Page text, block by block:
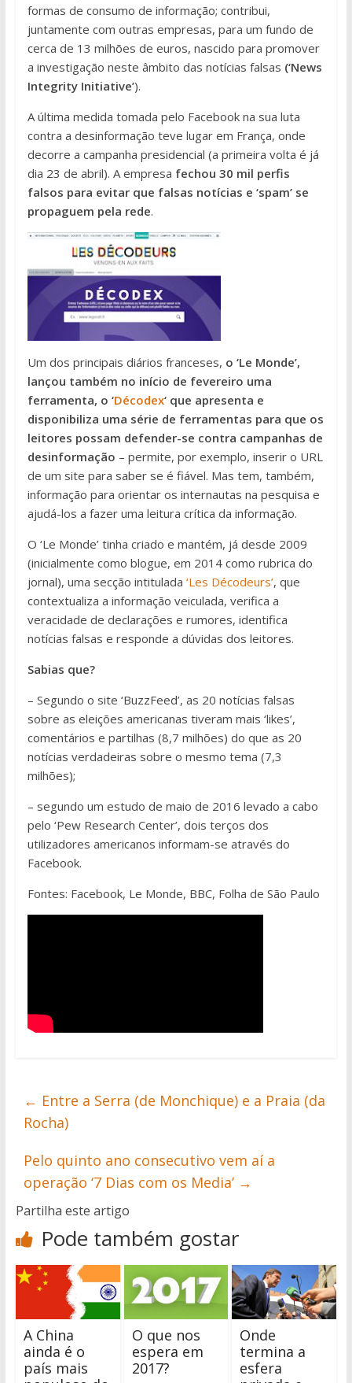
formas de consumo de informação; contribui,
juntamente com outras empresas, para um fundo de
cerca de 13 milhões de euros, nascido para promover
a investigação neste âmbito das notícias falsas (‘News
Integrity Initiative’).
A última medida tomada pelo Facebook na sua luta
contra a desinformação teve lugar em França, onde
decorre a campanha presidencial (a primeira volta é já
dia 23 de abril). A empresa fechou 30 mil perfis
falsos para evitar que falsas notícias e ‘spam’ se
propaguem pela rede.
Um dos principais diários franceses, o ‘Le Monde’,
lançou também no início de fevereiro uma
ferramenta, o ‘Décodex‘ que apresenta e
disponibiliza uma série de ferramentas para que os
leitores possam defender-se contra campanhas de
desinformação – permite, por exemplo, inserir o URL
de um site para saber se é fiável. Mas tem, também,
informação para orientar os internautas na pesquisa e
ajudá-los a fazer uma leitura crítica da informação.
O ‘Le Monde’ tinha criado e mantém, já desde 2009
(inicialmente como blogue, em 2014 como rubrica do
jornal), uma secção intitulada ‘Les Décodeurs’, que
contextualiza a informação veiculada, verifica a
veracidade de declarações e rumores, identifica
notícias falsas e responde a dúvidas dos leitores.
Sabias que?
– Segundo o site ‘BuzzFeed’, as 20 notícias falsas
sobre as eleições americanas tiveram mais ‘likes’,
comentários e partilhas (8,7 milhões) do que as 20
notícias verdadeiras sobre o mesmo tema (7,3
milhões);
– segundo um estudo de maio de 2016 levado a cabo
pelo ‘Pew Research Center’, dois terços dos
utilizadores americanos informam-se através do
Facebook.
Fontes: Facebook, Le Monde, BBC, Folha de São Paulo
← Entre a Serra (de Monchique) e a Praia (da
Rocha)
Pelo quinto ano consecutivo vem aí a
operação ‘7 Dias com os Media’ →
Partilha este artigo
Pode também gostar
A China
ainda é o
país mais
O que nos
espera em
2017?
Onde
termina a
esfera